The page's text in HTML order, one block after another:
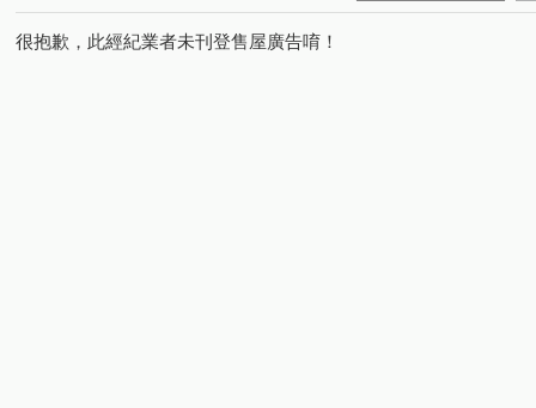
仁愛路四段(1) 吳興街(1) 金華街(1) 新生南路一段(1)
很抱歉，此經紀業者未刊登售屋廣告唷！